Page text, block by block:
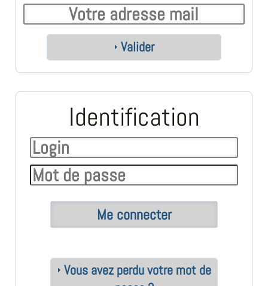
Valider
Identification
Vous avez perdu votre mot de